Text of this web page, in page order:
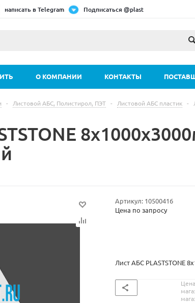
написать в Telegram Подписаться @plast
О КОМПАНИИ КОНТАКТЫ
- Листовой АБС, Полистирол, ПЭТ - Листовой АБС пластик -
Артикул: 10500416
Цена по запросу
Лист АБС PLASTSTONE